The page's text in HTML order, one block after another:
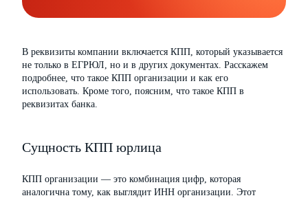
В реквизиты компании включается КПП, который указывается
не только в ЕГРЮЛ, но и в других документах. Расскажем
подробнее, что такое КПП организации и как его
использовать. Кроме того, поясним, что такое КПП в
реквизитах банка.
Сущность КПП юрлица
КПП организации — это комбинация цифр, которая
аналогична тому, как выглядит ИНН организации. Этот